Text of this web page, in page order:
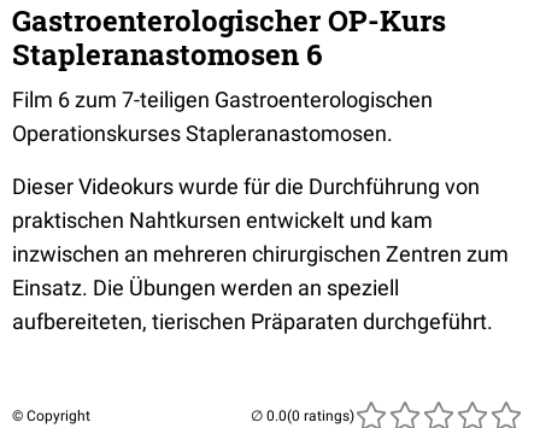
Gastroenterologischer OP-Kurs
Stapleranastomosen 6
Film 6 zum 7-teiligen Gastroenterologischen
Operationskurses Stapleranastomosen.
Dieser Videokurs wurde für die Durchführung von
praktischen Nahtkursen entwickelt und kam
inzwischen an mehreren chirurgischen Zentren zum
Einsatz. Die Übungen werden an speziell
aufbereiteten, tierischen Präparaten durchgeführt.
© Copyright (0 ratings)